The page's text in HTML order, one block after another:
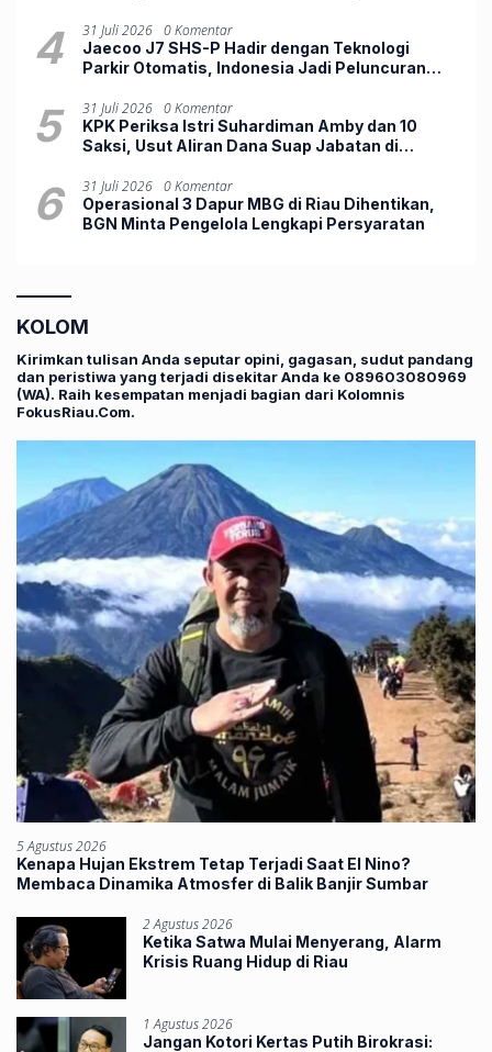
4 31 Juli 2026 0 Komentar
Jaecoo J7 SHS-P Hadir dengan Teknologi
Parkir Otomatis, Indonesia Jadi Peluncuran
5 31 Juli 2026 0 Komentar
KPK Periksa Istri Suhardiman Amby dan 10
Saksi, Usut Aliran Dana Suap Jabatan di
6 31 Juli 2026 0 Komentar
Operasional 3 Dapur MBG di Riau Dihentikan,
BGN Minta Pengelola Lengkapi Persyaratan
KOLOM
Kirimkan tulisan Anda seputar opini, gagasan, sudut pandang
dan peristiwa yang terjadi disekitar Anda ke 089603080969
(WA). Raih kesempatan menjadi bagian dari Kolomnis
FokusRiau.Com.
5 Agustus 2026
Kenapa Hujan Ekstrem Tetap Terjadi Saat El Nino?
Membaca Dinamika Atmosfer di Balik Banjir Sumbar
2 Agustus 2026
Ketika Satwa Mulai Menyerang, Alarm
Krisis Ruang Hidup di Riau
1 Agustus 2026
Jangan Kotori Kertas Putih Birokrasi: